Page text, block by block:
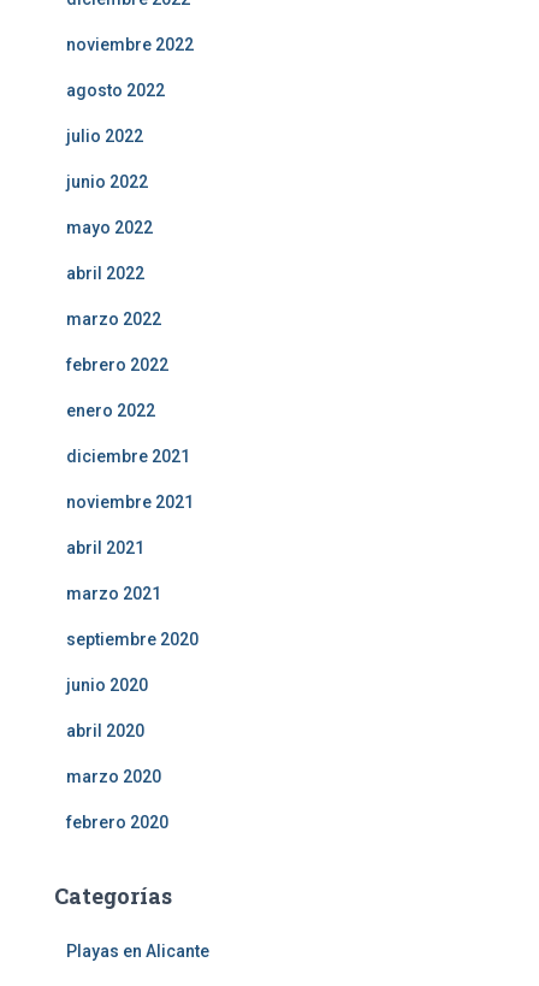
noviembre 2022
agosto 2022
julio 2022
junio 2022
mayo 2022
abril 2022
marzo 2022
febrero 2022
enero 2022
diciembre 2021
noviembre 2021
abril 2021
marzo 2021
septiembre 2020
junio 2020
abril 2020
marzo 2020
febrero 2020
Categorías
Playas en Alicante